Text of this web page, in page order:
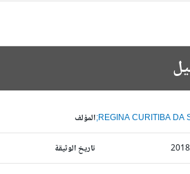
المؤلف REGINA CURITIBA DA
تاريخ الوثيقة